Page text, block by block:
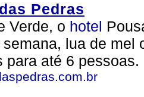
Pedras
Verde, o hotel
lua de mel
para até 6 pessoas.